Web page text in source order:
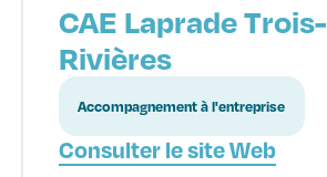
CAE Laprade Trois-
Rivières
Accompagnement à l'entreprise
Consulter le site Web